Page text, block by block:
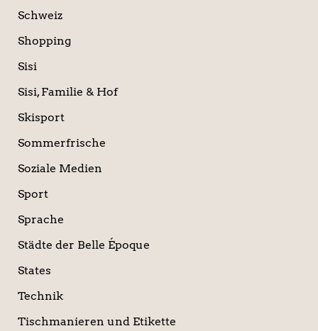
Schweiz
Shopping
Sisi
Sisi, Familie & Hof
Skisport
Sommerfrische
Soziale Medien
Sport
Sprache
Städte der Belle Époque
States
Technik
Tischmanieren und Etikette